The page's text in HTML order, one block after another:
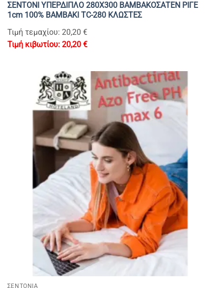
ΣΕΝΤΟΝΙ ΥΠΕΡΔΙΠΛΟ 280Χ300 ΒΑΜΒΑΚΟΣΑΤΕΝ ΡΙΓΕ
1cm 100% BAMBAKI TC-280 ΚΛΩΣΤΕΣ
Τιμή τεμαχίου: 20,20 €
20,20 €
ΣΕΝΤΟΝΙΑ